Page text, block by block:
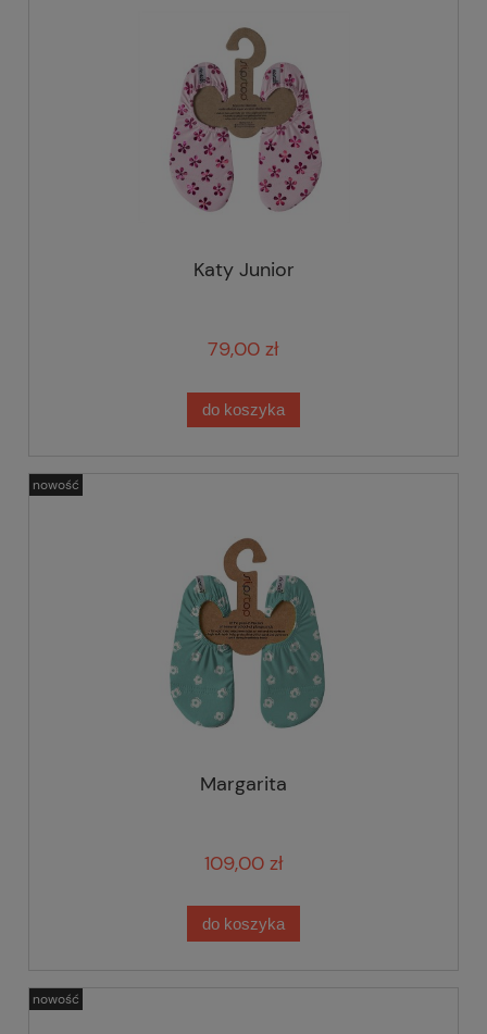
Katy Junior
79,00 zł
do koszyka
Margarita
109,00 zł
do koszyka
nowość
nowość